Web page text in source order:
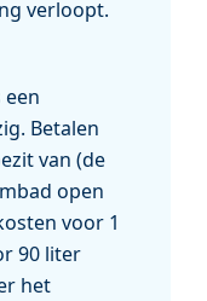
verloopt.
een
Betalen
van (de
open
voor 1
90 liter
het